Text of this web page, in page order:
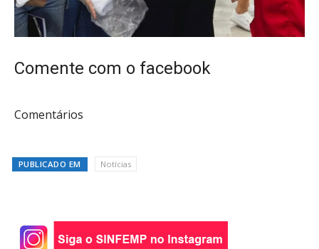
Comente com o facebook
Comentários
PUBLICADO EM Notícias